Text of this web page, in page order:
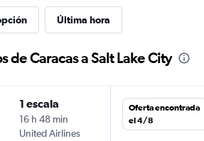
Última hora
de Caracas a Salt Lake City
1 escala
16 h 48 min
United Airlines
Oferta encontrada
el 4/8